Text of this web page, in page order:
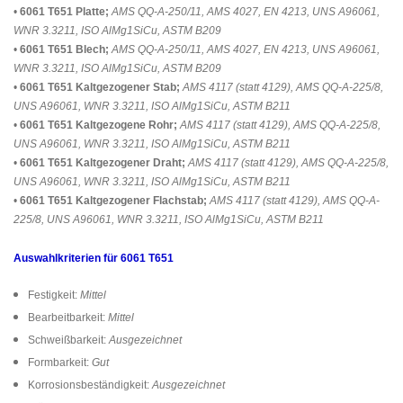
• 6061 T651 Platte; AMS QQ-A-250/11, AMS 4027, EN 4213, UNS A96061,
WNR 3.3211, ISO AlMg1SiCu, ASTM B209
• 6061 T651 Blech; AMS QQ-A-250/11, AMS 4027, EN 4213, UNS A96061,
WNR 3.3211, ISO AlMg1SiCu, ASTM B209
• 6061 T651 Kaltgezogener Stab; AMS 4117 (statt 4129), AMS QQ-A-225/8,
UNS A96061, WNR 3.3211, ISO AlMg1SiCu, ASTM B211
• 6061 T651 Kaltgezogene Rohr; AMS 4117 (statt 4129), AMS QQ-A-225/8,
UNS A96061, WNR 3.3211, ISO AlMg1SiCu, ASTM B211
• 6061 T651 Kaltgezogener Draht; AMS 4117 (statt 4129), AMS QQ-A-225/8,
UNS A96061, WNR 3.3211, ISO AlMg1SiCu, ASTM B211
• 6061 T651 Kaltgezogener Flachstab; AMS 4117 (statt 4129), AMS QQ-A-
225/8, UNS A96061, WNR 3.3211, ISO AlMg1SiCu, ASTM B211
Auswahlkriterien für 6061 T651
Festigkeit: Mittel
Bearbeitbarkeit: Mittel
Schweißbarkeit: Ausgezeichnet
Formbarkeit: Gut
Korrosionsbeständigkeit: Ausgezeichnet